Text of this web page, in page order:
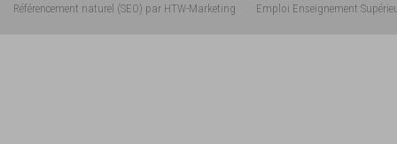
Référencement naturel (SEO) par HTW-Marketing
Emploi Enseignement